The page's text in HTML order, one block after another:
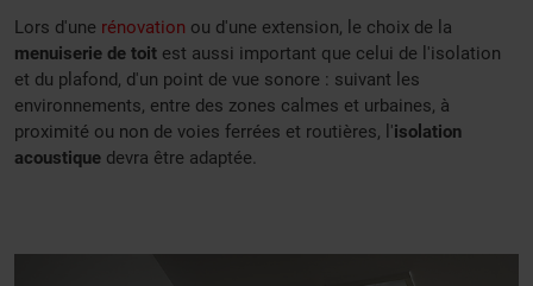
Lors d'une rénovation ou d'une extension, le choix de la
menuiserie de toit est aussi important que celui de l'isolation
et du plafond, d'un point de vue sonore : suivant les
environnements, entre des zones calmes et urbaines, à
proximité ou non de voies ferrées et routières, l'isolation
acoustique devra être adaptée.